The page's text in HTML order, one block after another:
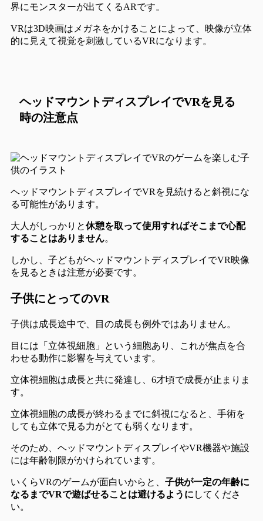
界にモンスターが出てくるARです。
VRは3D映画はメガネをかけることによって、映像が立体
的に見えて視覚を刺激しているVRになります。
ヘッドマウントディスプレイでVRを見る
時の注意点
ヘッドマウントディスプレイでVRを見続けると斜視にな
る可能性があります。
大人がしっかりと休憩を取って使用すればそこまで心配
することはありません。
しかし、 子どもがヘッドマウントディスプレイでVR映像
を見るときは注意が必要です。
子供にとってのVR
子供は成長途中で、目の成長も例外ではありません。
目には「立体視細胞」という細胞あり、これが焦点を合
わせる動作に影響を与えています。
立体視細胞は成長と共に発達 し、6才頃で成長が止まりま
す。
立体視細胞の成長が終わるまでに斜視になると、 手術を
しても立体で見る力がとても弱くなります。
そのため、ヘッドマウントディスプレイやVR機器や施設
には年齢制限がかけられています。
いくらVRのゲームが面白いからと、 子供が一定の年齢に
なるまでVRで遊ばせることは避けるように してくださ
い。